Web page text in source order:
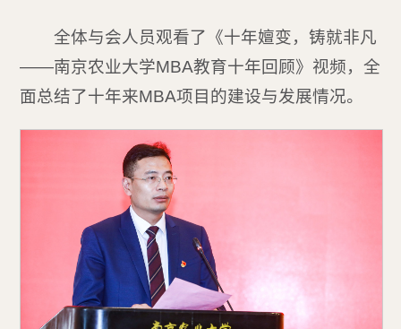
全体与会人员观看了《十年嬗变，铸就非凡
——南京农业大学MBA教育十年回顾》视频，全
面总结了十年来MBA项目的建设与发展情况。